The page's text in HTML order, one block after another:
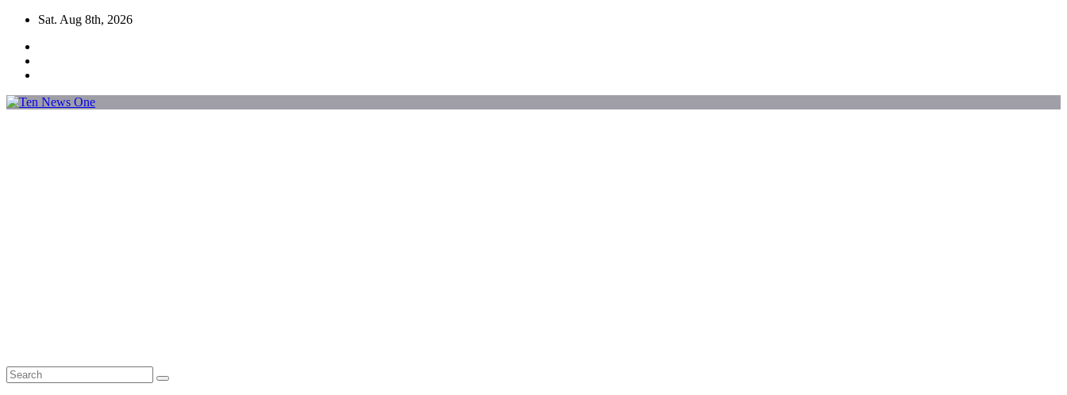
Skip
content
Sat. Aug 8th, 2026